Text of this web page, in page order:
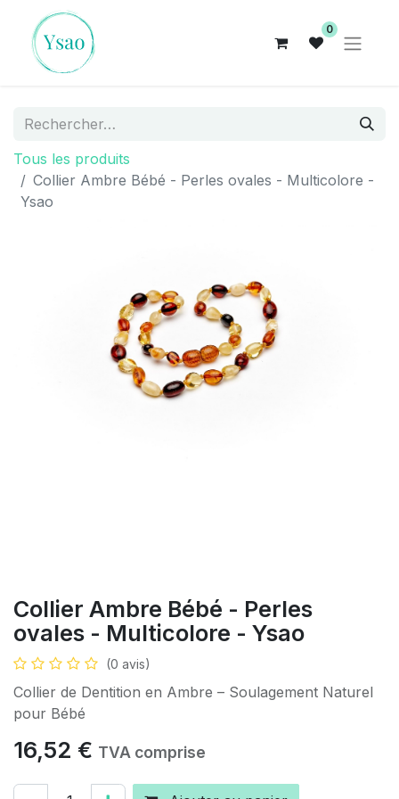
0
Tous les produits
Collier Ambre Bébé - Perles ovales - Multicolore -
Ysao
Collier Ambre Bébé - Perles
ovales - Multicolore - Ysao
(0 avis)
Collier de Dentition en Ambre – Soulagement Naturel
pour Bébé
16,52 € TVA comprise